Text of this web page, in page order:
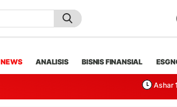
NEWS ANALISIS BISNIS FINANSIAL
Ashar